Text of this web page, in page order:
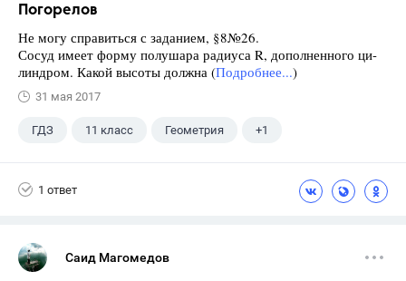
Погорелов
Не могу справиться с заданием, §8№26.
Сосуд имеет форму полушара радиуса R, дополненного ци-
линдром. Какой высоты должна (Подробнее...)
31 мая 2017
ГДЗ 11 класс Геометрия +1
1 ответ
Саид Магомедов